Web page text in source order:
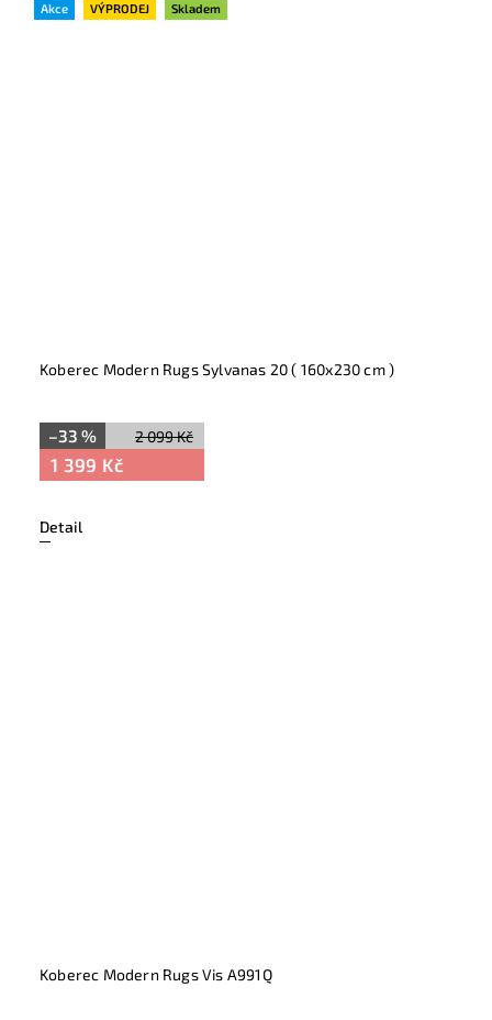
Akce VÝPRODEJ Skladem
Koberec Modern Rugs Sylvanas 20 ( 160x230 cm )
2 099 Kč
–33 %
1 399 Kč
Detail
Koberec Modern Rugs Vis A991Q